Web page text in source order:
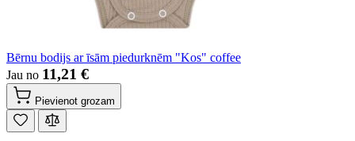
Bērnu bodijs ar īsām piedurknēm "Kos" coffee
Jau no 11,21 €
Pievienot grozam